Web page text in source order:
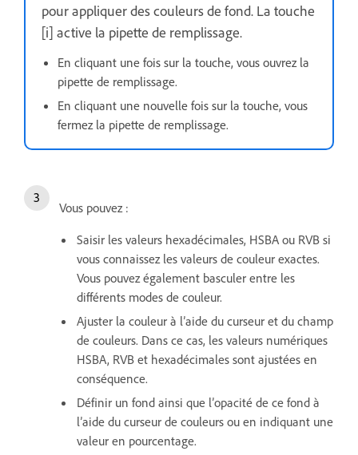
pour appliquer des couleurs de fond. La touche
[i] active la pipette de remplissage.
En cliquant une fois sur la touche, vous ouvrez la
pipette de remplissage.
En cliquant une nouvelle fois sur la touche, vous
fermez la pipette de remplissage.
Vous pouvez :
Saisir les valeurs hexadécimales, HSBA ou RVB si
vous connaissez les valeurs de couleur exactes.
Vous pouvez également basculer entre les
différents modes de couleur.
Ajuster la couleur à l’aide du curseur et du champ
de couleurs. Dans ce cas, les valeurs numériques
HSBA, RVB et hexadécimales sont ajustées en
conséquence.
Définir un fond ainsi que l’opacité de ce fond à
l’aide du curseur de couleurs ou en indiquant une
valeur en pourcentage.